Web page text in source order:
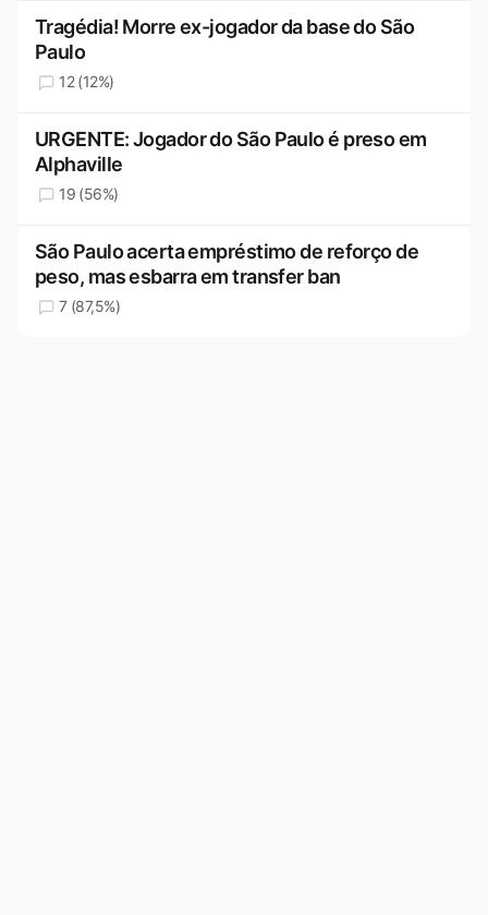
Tragédia! Morre ex-jogador da base do São
Paulo
12 (12%)
URGENTE: Jogador do São Paulo é preso em
Alphaville
19 (56%)
São Paulo acerta empréstimo de reforço de
peso, mas esbarra em transfer ban
7 (87,5%)